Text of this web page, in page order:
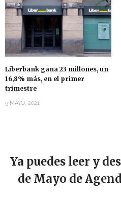
Liberbank gana 23 millones, un
16,8% más, en el primer
trimestre
5 MAYO, 2021
Ya puedes leer y
de Mayo de